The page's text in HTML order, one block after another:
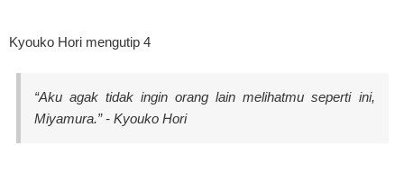
Kyouko Hori mengutip 4
“Aku agak tidak ingin orang lain melihatmu seperti ini,
Miyamura.” - Kyouko Hori